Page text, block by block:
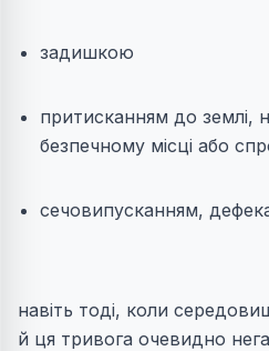
задишкою
притисканням до землі,
безпечному місці або
сечовипусканням,
навіть тоді, коли
й ця тривога очевидно